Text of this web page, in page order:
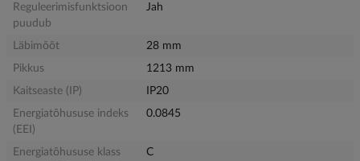
Reguleerimisfunktsioon
puudub
Jah
Läbimõõt
28 mm
Pikkus
1213 mm
Kaitseaste (IP)
IP20
Energiatõhususe indeks
(EEI)
0.0845
Energiatõhususe klass
C